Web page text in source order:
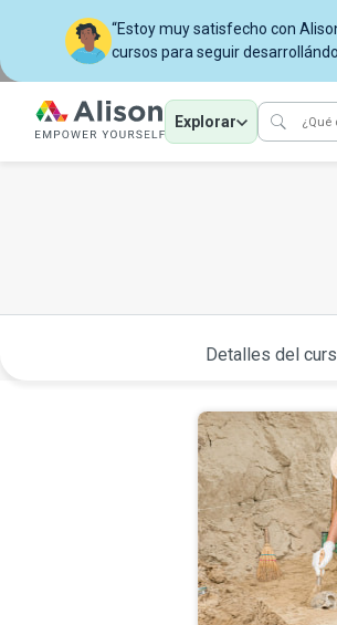
“Estoy muy satisfecho con
cursos para seguir
Explorar
Detalles del